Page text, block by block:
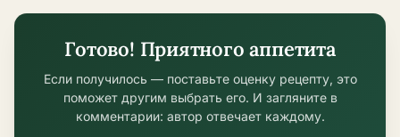
Готово! Приятного аппетита
Если получилось — поставьте оценку рецепту, это
поможет другим выбрать его. И загляните в
комментарии: автор отвечает каждому.